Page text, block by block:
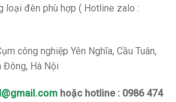
loại đèn phù hợp ( Hotline zalo :
công nghiệp Yên Nghĩa, Cầu Tuân,
Đông, Hà Nội
hoặc hotline : 0986 474